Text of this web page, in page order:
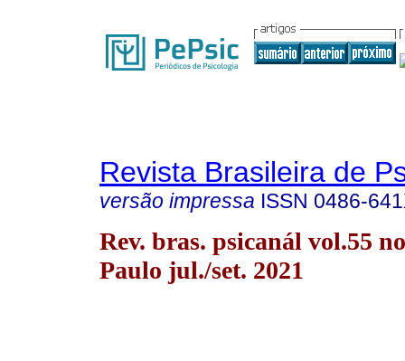
Revista Brasileira de
versão impressa ISSN 0486-
Rev. bras. psicanál vol.55
Paulo jul./set. 2021